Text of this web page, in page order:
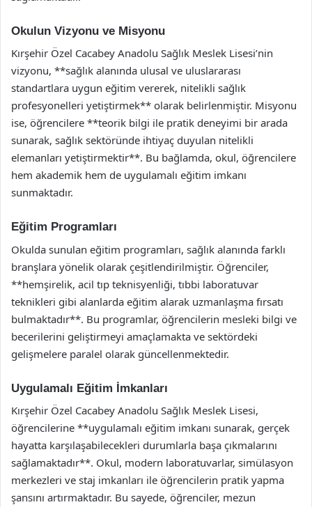
Okulun Vizyonu ve Misyonu
Kırşehir Özel Cacabey Anadolu Sağlık Meslek Lisesi’nin
vizyonu, **sağlık alanında ulusal ve uluslararası
standartlara uygun eğitim vererek, nitelikli sağlık
profesyonelleri yetiştirmek** olarak belirlenmiştir. Misyonu
ise, öğrencilere **teorik bilgi ile pratik deneyimi bir arada
sunarak, sağlık sektöründe ihtiyaç duyulan nitelikli
elemanları yetiştirmektir**. Bu bağlamda, okul, öğrencilere
hem akademik hem de uygulamalı eğitim imkanı
sunmaktadır.
Eğitim Programları
Okulda sunulan eğitim programları, sağlık alanında farklı
branşlara yönelik olarak çeşitlendirilmiştir. Öğrenciler,
**hemşirelik, acil tıp teknisyenliği, tıbbi laboratuvar
teknikleri gibi alanlarda eğitim alarak uzmanlaşma fırsatı
bulmaktadır**. Bu programlar, öğrencilerin mesleki bilgi ve
becerilerini geliştirmeyi amaçlamakta ve sektördeki
gelişmelere paralel olarak güncellenmektedir.
Uygulamalı Eğitim İmkanları
Kırşehir Özel Cacabey Anadolu Sağlık Meslek Lisesi,
öğrencilerine **uygulamalı eğitim imkanı sunarak, gerçek
hayatta karşılaşabilecekleri durumlarla başa çıkmalarını
sağlamaktadır**. Okul, modern laboratuvarlar, simülasyon
merkezleri ve staj imkanları ile öğrencilerin pratik yapma
şansını artırmaktadır. Bu sayede, öğrenciler, mezun